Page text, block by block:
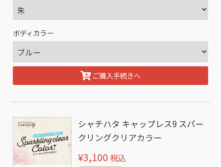
ボディカラー
ご購入手続きへ
シャチハタ キャップレス9 スパー
クリングクリアカラー
¥3,100 税込